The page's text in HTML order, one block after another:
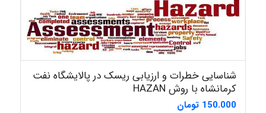
شناسایی خطرات و ارزیابی ریسک در پالایشگاه نفت
کرمانشاه با روش HAZAN
150.000 تومان